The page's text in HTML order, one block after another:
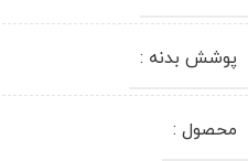
پوشش بدنه :
محصول :